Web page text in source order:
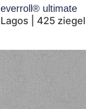
everroll® ultimate
Lagos | 425 ziegel